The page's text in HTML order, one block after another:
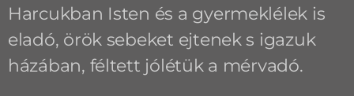
Harcukban Isten és a gyermeklélek is
eladó, örök sebeket ejtenek s igazuk
házában, féltett jólétük a mérvadó.